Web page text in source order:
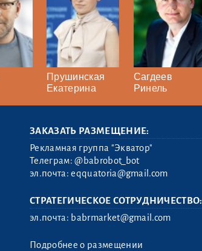
Прушинская
Екатерина
Сагдеев
Ринель
ЗАКАЗАТЬ РАЗМЕЩЕНИЕ:
Рекламная группа "Экватор"
Телеграм:@babrobot_bot
эл.почта:eqquatoria@gmail.com
СТРАТЕГИЧЕСКОЕ СОТРУДНИЧЕСТВО:
эл.почта: babrmarket@gmail.com
Подробнее о размещении